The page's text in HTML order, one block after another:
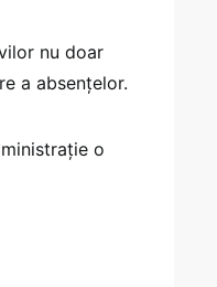
nu doar
a absențelor.
o